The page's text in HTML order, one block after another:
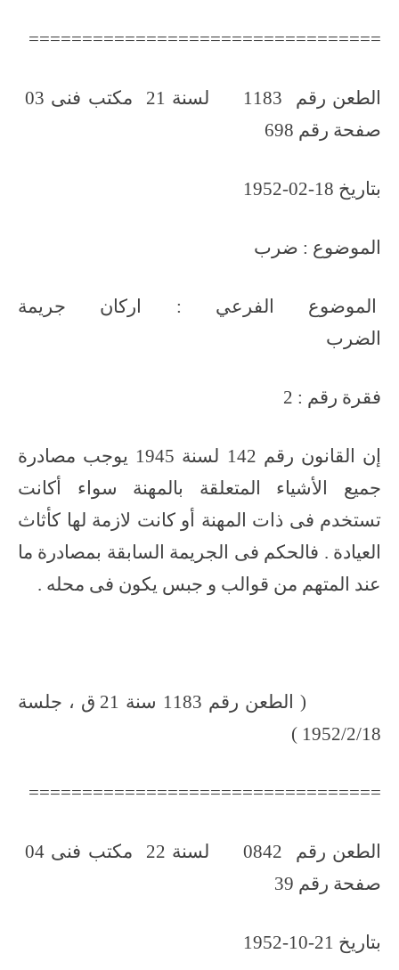
=================================
صفحة رقم 698
بتاريخ 18-02-1952
الموضوع : ضرب
الموضوع الفرعي : اركان جريمة
الضرب
فقرة رقم : 2
إن القانون رقم 142 لسنة 1945 يوجب مصادرة
جميع الأشياء المتعلقة بالمهنة سواء أكانت
تستخدم فى ذات المهنة أو كانت لازمة لها كأثاث
العيادة . فالحكم فى الجريمة السابقة بمصادرة ما
عند المتهم من قوالب و جبس يكون فى محله .
( الطعن رقم 1183 سنة 21 ق ، جلسة
1952/2/18 )
=================================
صفحة رقم 39
بتاريخ 21-10-1952